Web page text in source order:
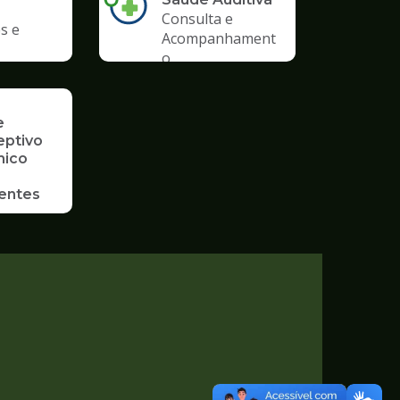
e
Consulta e
Acompanhament
o